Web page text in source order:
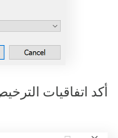
أكد اتفاقيات